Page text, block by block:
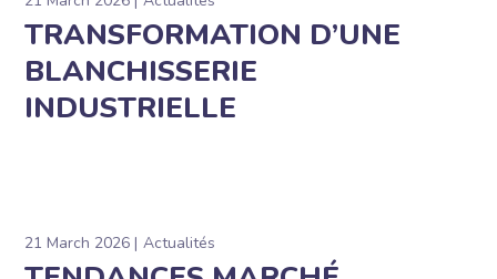
TRANSFORMATION D’UNE
BLANCHISSERIE
INDUSTRIELLE
21 March 2026 Actualités